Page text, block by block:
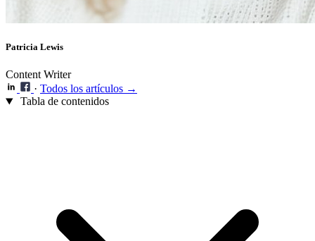
Patricia Lewis
Content Writer
· Todos los artículos →
Tabla de contenidos